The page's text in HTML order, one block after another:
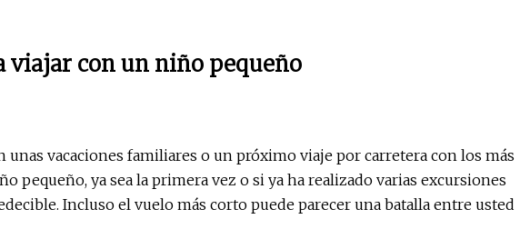
viajar con un niño pequeño
unas vacaciones familiares o un próximo viaje por carretera con los más
pequeño, ya sea la primera vez o si ya ha realizado varias excursiones
Incluso el vuelo más corto puede parecer una batalla entre usted